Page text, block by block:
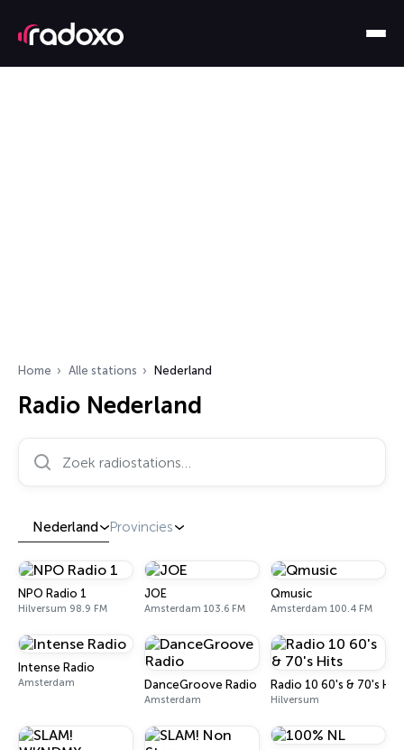
Home Alle stations Nederland
Radio Nederland
Zoek radiostations…
Nederland Provincies
NPO Radio 1
Hilversum 98.9 FM
JOE
Amsterdam 103.6 FM
Qmusic
Amsterdam 100.4 FM
Intense Radio
Amsterdam DanceGroove Radio
Amsterdam
Radio 10 60's & 70's Hits
Hilversum